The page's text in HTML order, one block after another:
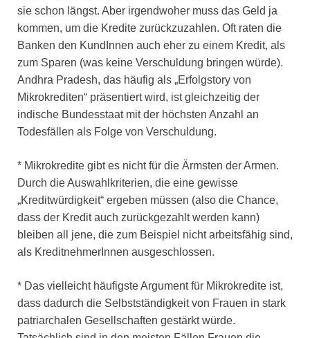
sie schon längst. Aber irgendwoher muss das Geld ja
kommen, um die Kredite zurückzuzahlen. Oft raten die
Banken den KundInnen auch eher zu einem Kredit, als
zum Sparen (was keine Verschuldung bringen würde).
Andhra Pradesh, das häufig als „Erfolgstory von
Mikrokrediten“ präsentiert wird, ist gleichzeitig der
indische Bundesstaat mit der höchsten Anzahl an
Todesfällen als Folge von Verschuldung.
* Mikrokredite gibt es nicht für die Ärmsten der Armen.
Durch die Auswahlkriterien, die eine gewisse
„Kreditwürdigkeit“ ergeben müssen (also die Chance,
dass der Kredit auch zurückgezahlt werden kann)
bleiben all jene, die zum Beispiel nicht arbeitsfähig sind,
als KreditnehmerInnen ausgeschlossen.
* Das vielleicht häufigste Argument für Mikrokredite ist,
dass dadurch die Selbstständigkeit von Frauen in stark
patriarchalen Gesellschaften gestärkt würde.